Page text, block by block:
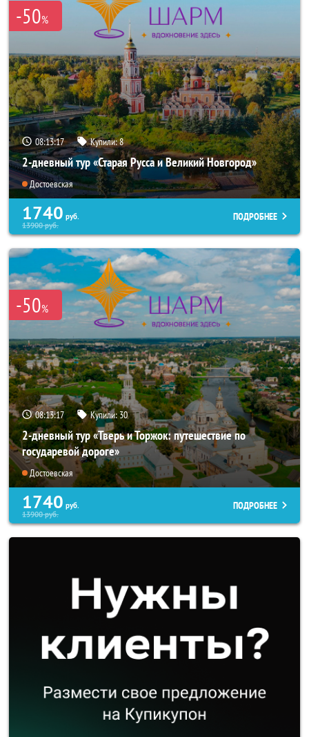
-50%
08:13:15 Купили:8
2-дневный тур «Старая Русса и Великий Новгород»
Достоевская
1740 руб.
13900руб.
ПОДРОБНЕЕ
-50%
08:13:15 Купили:30
2-дневный тур «Тверь и Торжок: путешествие по
государевой дороге»
Достоевская
1740 руб.
13900руб.
ПОДРОБНЕЕ